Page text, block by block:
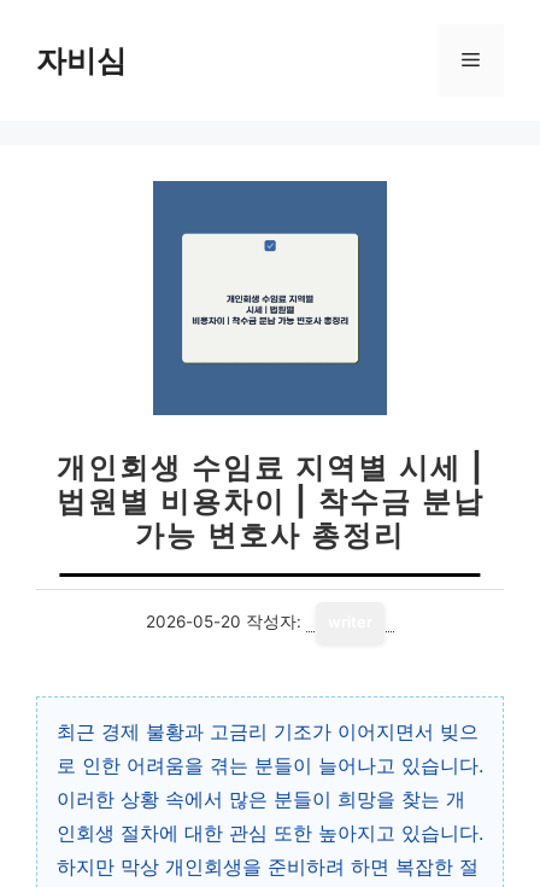
자비심 메
개인회생 수임료 지역별 시세 |
법원별 비용차이 | 착수금 분납
가능 변호사 총정리
2026-05-20 작성자:
최근 경제 불황과 고금리 기조가 이어지면서 빚으
로 인한 어려움을 겪는 분들이 늘어나고 있습니다.
이러한 상황 속에서 많은 분들이 희망을 찾는 개
인회생 절차에 대한 관심 또한 높아지고 있습니다.
하지만 막상 개인회생을 준비하려 하면 복잡한 절